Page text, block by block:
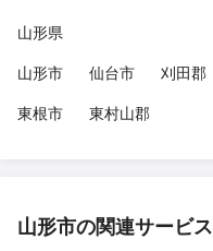
山形県
山形市
仙台市 刈田郡
東根市
東村山郡
山形市の関連サービス